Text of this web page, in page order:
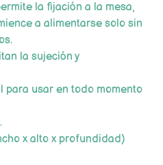
la fijación a la mesa,
a alimentarse solo sin
la sujeción y
para usar en todo momento
x alto x profundidad)